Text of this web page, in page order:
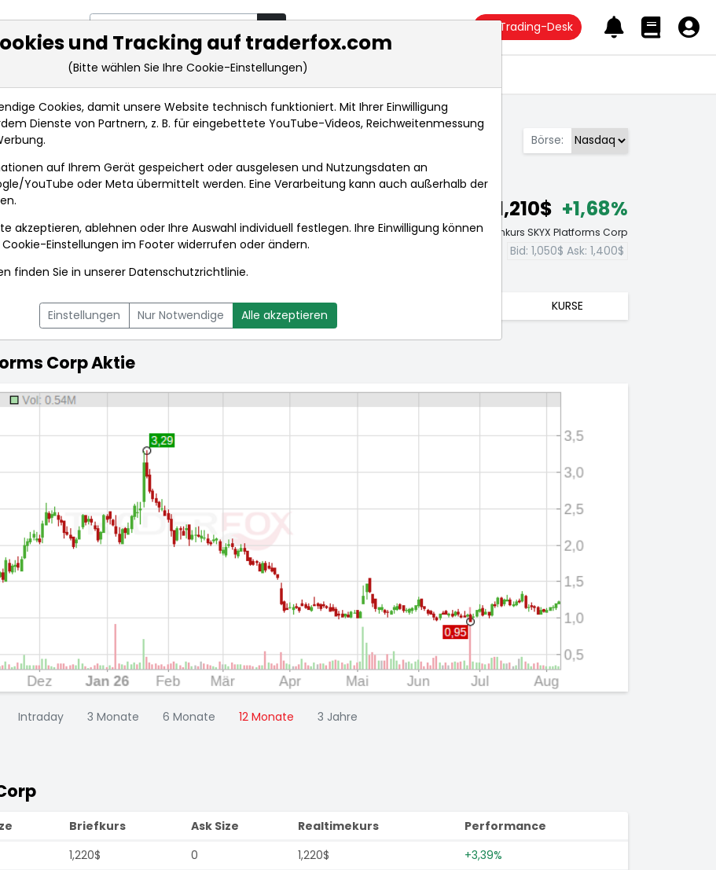
Trading-Desk
Markt-Analysen Market Tools Realtimekurse Nachrichten
Börse:
1,210$ +1,68%
Echtzeit-Aktienkurs SKYX Platforms Corp
Bid: 1,050$ Ask: 1,400$
NACHRICHTEN CHARTTOOL KURSE
Corp Aktie
Intraday 3 Monate 6 Monate 12 Monate
3 Jahre
Briefkurs Ask Size Realtimekurs
Performance
1,220$ 0 1,220$
+3,39%
und Tracking auf traderfox.com
(Bitte wählen Sie Ihre Cookie-Einstellungen)
Cookies, damit unsere Website technisch funktioniert. Mit Ihrer Einwilligung
Dienste von Partnern, z. B. für eingebettete YouTube-Videos, Reichweitenmessung
auf Ihrem Gerät gespeichert oder ausgelesen und Nutzungsdaten an
YouTube oder Meta übermittelt werden. Eine Verarbeitung kann auch außerhalb der
akzeptieren, ablehnen oder Ihre Auswahl individuell festlegen. Ihre Einwilligung können
Cookie-Einstellungen im Footer widerrufen oder ändern.
finden Sie in unsererDatenschutzrichtlinie.
Einstellungen Nur Notwendige Alle akzeptieren